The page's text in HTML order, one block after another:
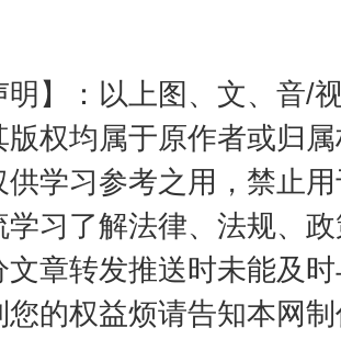
明】：以上图、文、音/
版权均属于原作者或归
供学习参考之用，禁止
学习了解法律、法规、
文章转发推送时未能及
您的权益烦请告知本网
大学，有这些资助 “